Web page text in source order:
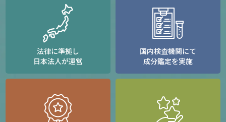
法律に準拠し
日本法人が運営
国内検査機関にて
成分鑑定を実施